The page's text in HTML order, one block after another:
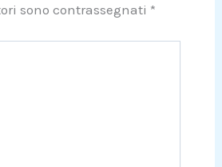
sono contrassegnati *